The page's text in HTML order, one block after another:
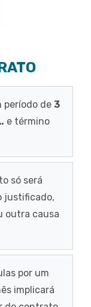
período de 3
e término
só será
justificado,
outra causa
por um
implicará